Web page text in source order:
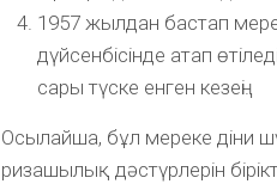
1957 жылдан бастап
дүйсенбісінде атап
сары түске енген кезеңі.
Осылайша, бұл мереке діни
ризашылық дәстүрлерін